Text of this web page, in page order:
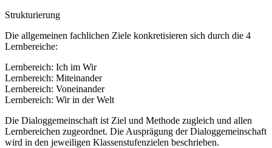
Strukturierung
Die allgemeinen fachlichen Ziele konkretisieren sich durch die 4
Lernbereiche:
Lernbereich: Ich im Wir
Lernbereich: Miteinander
Lernbereich: Voneinander
Lernbereich: Wir in der Welt
Die Dialoggemeinschaft ist Ziel und Methode zugleich und allen
Lernbereichen zugeordnet. Die Ausprägung der Dialoggemeinschaft
wird in den jeweiligen Klassenstufenzielen beschrieben.